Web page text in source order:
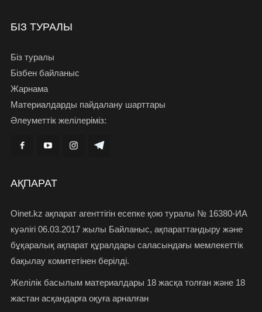
БІЗ ТУРАЛЫ
Біз туралы
Бізбен байланыс
Жарнама
Материалдарды пайдалану шарттары
Әлеуметтік желілеріміз:
АҚПАРАТ
Oinet.kz ақпарат агенттігін есепке қою туралы № 16380-ИА
куәлігі 06.03.2017 жылы Байланыс, ақпараттандыру және
бұқаралық ақпарат құралдары саласындағы мемлекеттік
бақылау комитетінен берілді.
Желілік басылым материалдары 18 жасқа толған және 18
жастан асқандарға оқуға арналған